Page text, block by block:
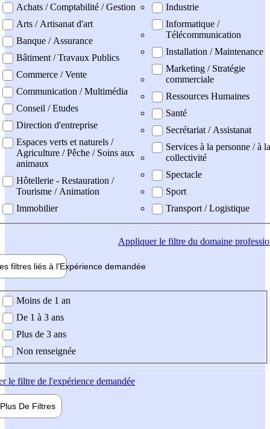
professionel
Achats / Comptabilité / Gestion
Arts / Artisanat d'art
Banque / Assurance
Bâtiment / Travaux Publics
Commerce / Vente
Communication / Multimédia
Conseil / Etudes
Direction d'entreprise
Espaces verts et naturels /
Agriculture / Pêche / Soins aux
animaux
Hôtellerie - Restauration /
Tourisme / Animation
Immobilier
Industrie
Informatique /
Télécommunication
Installation / Maintenance
Marketing / Stratégie
commerciale
Ressources Humaines
Santé
Secrétariat / Assistanat
Services à la personne / à la
collectivité
Spectacle
Sport
Transport / Logistique
Appliquerle filtre du domaine
filtres liés à l'Expérience demandée
demandée
Moins de 1 an
De 1 à 3 ans
Plus de 3 ans
Non renseignée
le filtre de l'expérience demandée
Plus De Filtres